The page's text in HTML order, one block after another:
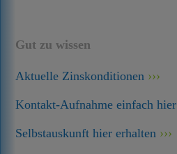
Gut zu wissen
Aktuelle Zinskonditionen
Kontakt-Aufnahme einfach hier
Selbstauskunft hier erhalten